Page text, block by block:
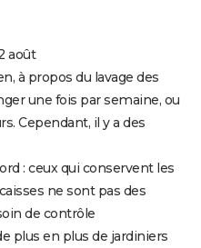
août
à propos du lavage des
une fois par semaine, ou
Cependant, il y a des
: ceux qui conservent les
ne sont pas des
de contrôle
plus en plus de jardiniers